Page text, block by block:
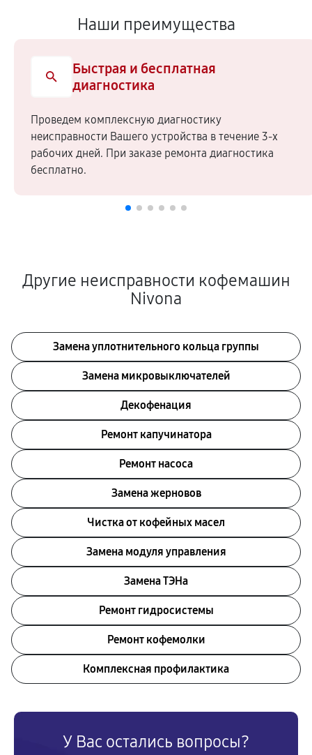
Наши преимущества
Быстрая и бесплатная
диагностика
Проведем комплексную диагностику
неисправности Вашего устройства в течение 3-х
рабочих дней. При заказе ремонта диагностика
бесплатно.
Другие неисправности кофемашин
Nivona
Замена уплотнительного кольца группы
Замена микровыключателей
Декофенация
Ремонт капучинатора
Ремонт насоса
Замена жерновов
Чистка от кофейных масел
Замена модуля управления
Замена ТЭНа
Ремонт гидросистемы
Ремонт кофемолки
Комплексная профилактика
У Вас остались вопросы?